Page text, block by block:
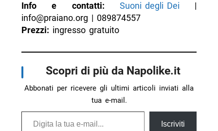
Info e contatti: Suoni degli Dei |
info@praiano.org | 089874557
Prezzi: ingresso gratuito
Scopri di più da Napolike.it
Abbonati per ricevere gli ultimi articoli inviati alla
tua e-mail.
Digita la tua e-mail...
Iscriviti